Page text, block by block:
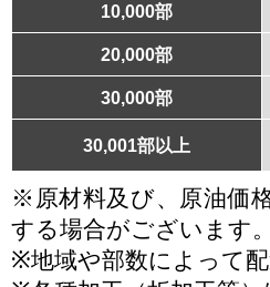
10,000部
20,000部
30,000部
30,001部以上
※原材料及び、原油価
する場合がございます。
※地域や部数によって